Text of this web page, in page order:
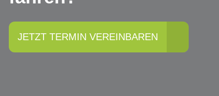
JETZT TERMIN VEREINBAREN